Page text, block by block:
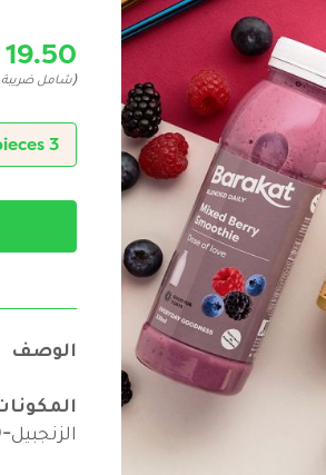
19.50
(شامل ضريبة
3 pieces
الوصف
الزنجبيل-60 مل